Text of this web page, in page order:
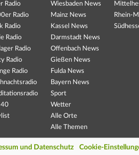
Radio
Radio
Radio
Radio
Radio
Radio
Radio
40
Wiesbaden News
Mainz News
Kassel News
Darmstadt News
Offenbach News
Gießen News
Fulda News
Bayern News
Sport
Wetter
Alle Orte
Alle Themen
Rhein-
und Datenschutz Cookie-